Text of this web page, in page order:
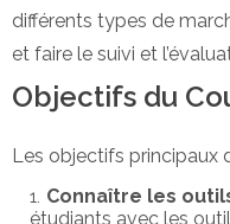
différents types de
et faire le suivi et
Objectifs du
Les objectifs principaux
Connaître les
étudiants avec les